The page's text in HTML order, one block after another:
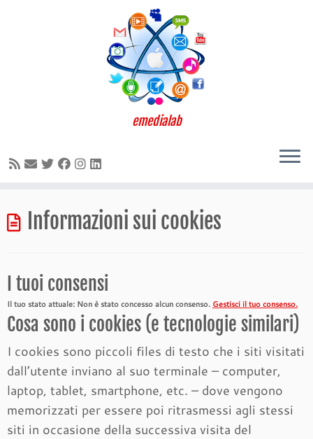
al
contenuto
emedialab
Informazioni sui cookies
I tuoi consensi
Il tuo stato attuale: Non è stato concesso alcun consenso. Gestisci il tuo consenso.
Cosa sono i cookies (e tecnologie similari)
I cookies sono piccoli files di testo che i siti visitati
dall’utente inviano al suo terminale – computer,
laptop, tablet, smartphone, etc. – dove vengono
memorizzati per essere poi ritrasmessi agli stessi
siti in occasione della successiva visita del